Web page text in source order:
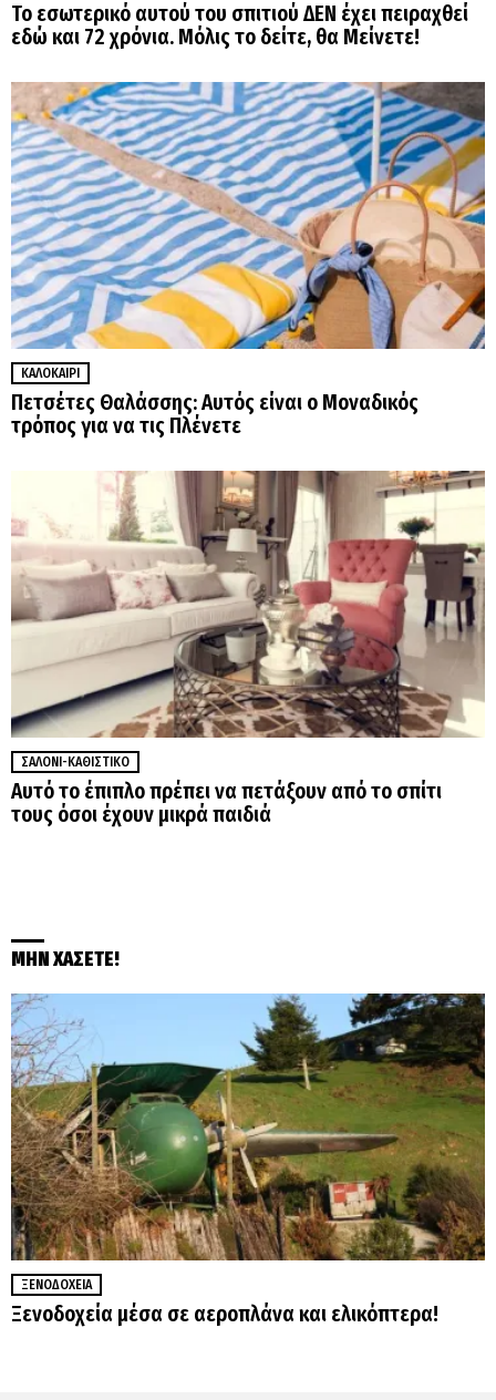
Το εσωτερικό αυτού του σπιτιού ΔΕΝ έχει πειραχθεί
εδώ και 72 χρόνια. Μόλις το δείτε, θα Μείνετε!
ΚΑΛΟΚΑΊΡΙ
Πετσέτες Θαλάσσης: Αυτός είναι ο Μοναδικός
τρόπος για να τις Πλένετε
ΣΑΛΌΝΙ-ΚΑΘΙΣΤΙΚΌ
Αυτό το έπιπλο πρέπει να πετάξουν από το σπίτι
τους όσοι έχουν μικρά παιδιά
ΜΗΝ ΧΑΣΕΤΕ!
ΞΕΝΟΔΟΧΕΊΑ
Ξενοδοχεία μέσα σε αεροπλάνα και ελικόπτερα!